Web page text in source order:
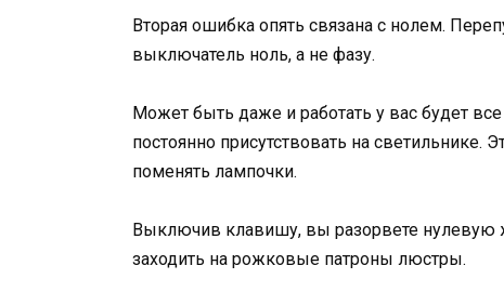
Вторая ошибка опять связана с нолем.
выключатель ноль, а не фазу.
Может быть даже и работать у вас будет
постоянно присутствовать на светильнике.
поменять лампочки.
Выключив клавишу, вы разорвете нулевую
заходить на рожковые патроны люстры.